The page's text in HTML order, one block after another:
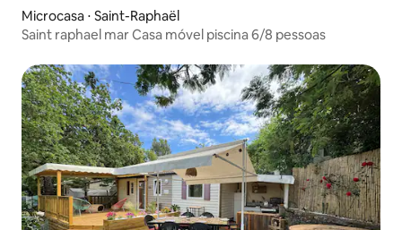
Microcasa ⋅ Saint-Raphaël
Saint raphael mar Casa móvel piscina 6/8 pessoas